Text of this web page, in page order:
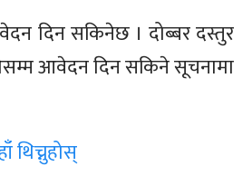
दिन सकिनेछ । दोब्बर दस्तुर
आवेदन दिन सकिने सूचनामा
थिच्नुहोस्